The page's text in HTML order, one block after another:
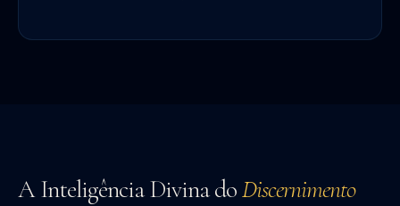
A Inteligência Divina doDiscernimento